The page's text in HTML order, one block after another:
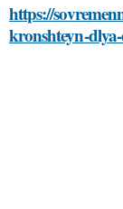
https://
kronshteyn-